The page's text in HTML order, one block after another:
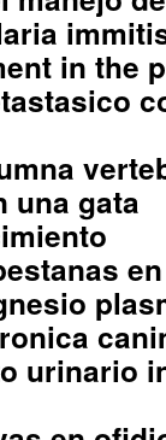
in the
una gata
urinario